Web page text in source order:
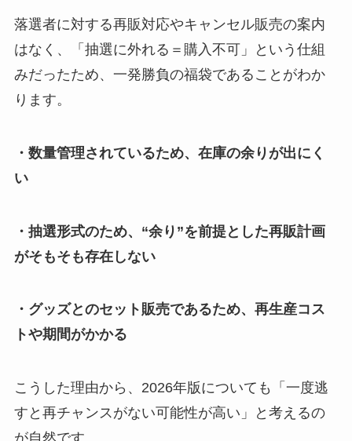
落選者に対する再販対応やキャンセル販売の案内
はなく、「抽選に外れる＝購入不可」という仕組
みだったため、一発勝負の福袋であることがわか
ります。
・数量管理されているため、在庫の余りが出にく
い
・抽選形式のため、“余り”を前提とした再販計画
がそもそも存在しない
・グッズとのセット販売であるため、再生産コス
トや期間がかかる
こうした理由から、2026年版についても「一度逃
すと再チャンスがない可能性が高い」と考えるの